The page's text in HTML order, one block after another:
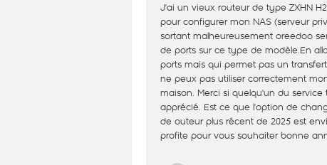
J'ai un vieux routeur de type ZXHN
pour configurer mon NAS (serveur
sortant malheureusement oreedoo
de ports sur ce type de modèle.En
ports mais qui permet pas un
ne peux pas utiliser correctement
maison. Merci si quelqu'un du
apprécié. Est ce que l'option de
de outeur plus récent de 2025 est
profite pour vous souhaiter bonne